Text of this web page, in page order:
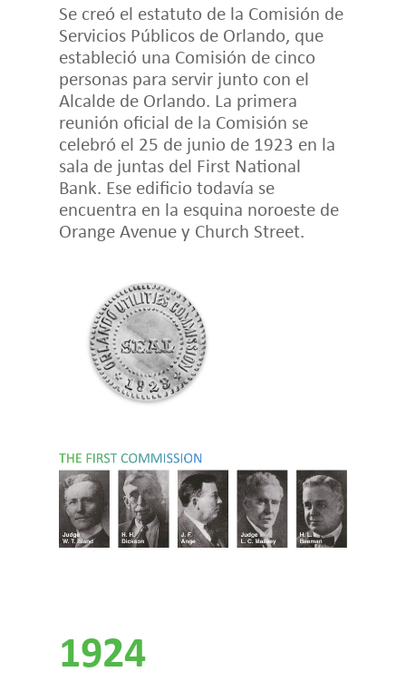
Se creó el estatuto de la Comisión de
Servicios Públicos de Orlando, que
estableció una Comisión de cinco
personas para servir junto con el
Alcalde de Orlando. La primera
reunión oficial de la Comisión se
celebró el 25 de junio de 1923 en la
sala de juntas del First National
Bank. Ese edificio todavía se
encuentra en la esquina noroeste de
Orange Avenue y Church Street.
1924